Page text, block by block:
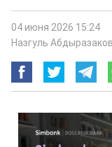
04 июня 2026 15:24
Назгуль